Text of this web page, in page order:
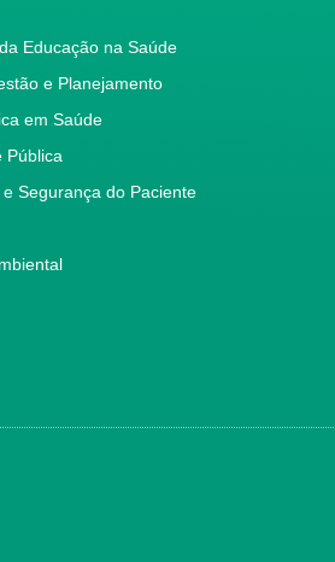
Educação na Saúde
e Planejamento
em Saúde
Pública
Segurança do Paciente